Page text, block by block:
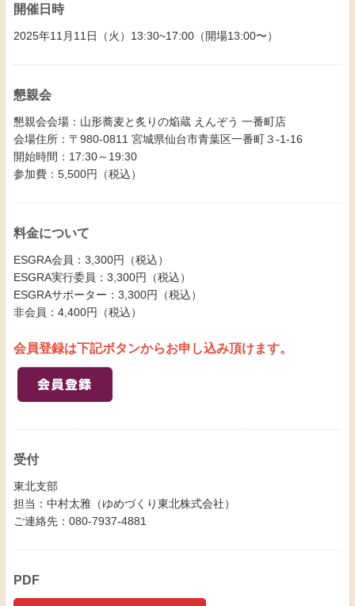
開催日時
2025年11月11日（火）13:30~17:00（開場13:00〜）
懇親会
懇親会会場：山形蕎麦と炙りの焔蔵 えんぞう 一番町店
会場住所：〒980-0811 宮城県仙台市青葉区一番町３-1-16
開始時間：17:30～19:30
参加費：5,500円（税込）
料金について
ESGRA会員：3,300円（税込）
ESGRA実行委員：3,300円（税込）
ESGRAサポーター：3,300円（税込）
非会員：4,400円（税込）
会員登録は下記ボタンからお申し込み頂けます。
受付
東北支部
担当：中村太雅（ゆめづくり東北株式会社）
ご連絡先：080-7937-4881
PDF